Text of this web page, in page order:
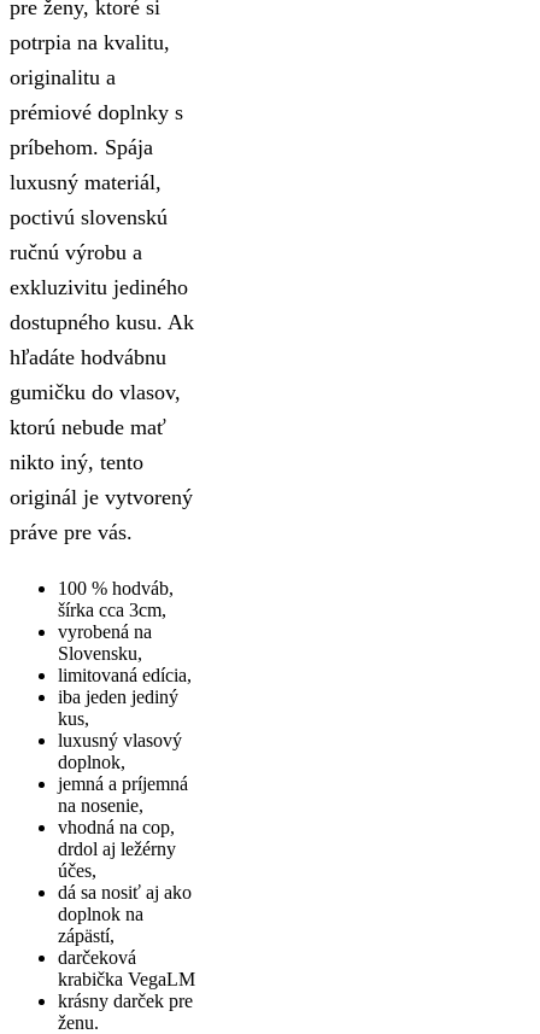
pre ženy, ktoré si
potrpia na kvalitu,
originalitu a
prémiové doplnky s
príbehom. Spája
luxusný materiál,
poctivú slovenskú
ručnú výrobu a
exkluzivitu jediného
dostupného kusu. Ak
hľadáte hodvábnu
gumičku do vlasov,
ktorú nebude mať
nikto iný, tento
originál je vytvorený
práve pre vás.
100 % hodváb,
šírka cca 3cm,
vyrobená na
Slovensku,
limitovaná edícia,
iba jeden jediný
kus,
luxusný vlasový
doplnok,
jemná a príjemná
na nosenie,
vhodná na cop,
drdol aj ležérny
účes,
dá sa nosiť aj ako
doplnok na
zápästí,
darčeková
krabička VegaLM
krásny darček pre
ženu.